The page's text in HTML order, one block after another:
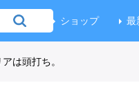
ショップ 最
は頭打ち。